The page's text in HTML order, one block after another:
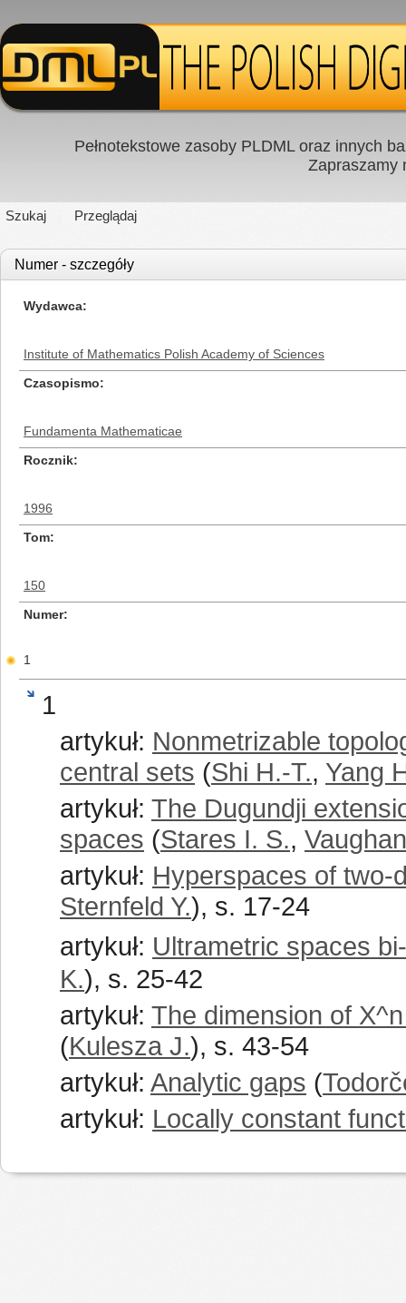
Pełnotekstowe zasoby PLDML oraz innych
Zapraszamy
Szukaj Przeglądaj
Numer - szczegóły
Wydawca
Institute of Mathematics Polish Academy of Sciences
Czasopismo
Fundamenta Mathematicae
Rocznik
1996
Tom
150
Numer
1
1
artykuł: Nonmetrizable
central sets (Shi H.-T., Yang
artykuł: The Dugundji
spaces (Stares I. S.,
artykuł: Hyperspaces of two-
Sternfeld Y.), s. 17-24
artykuł: Ultrametric spaces
K.), s. 25-42
artykuł: The dimension of
(Kulesza J.), s. 43-54
artykuł: Analytic gaps (
artykuł: Locally constant